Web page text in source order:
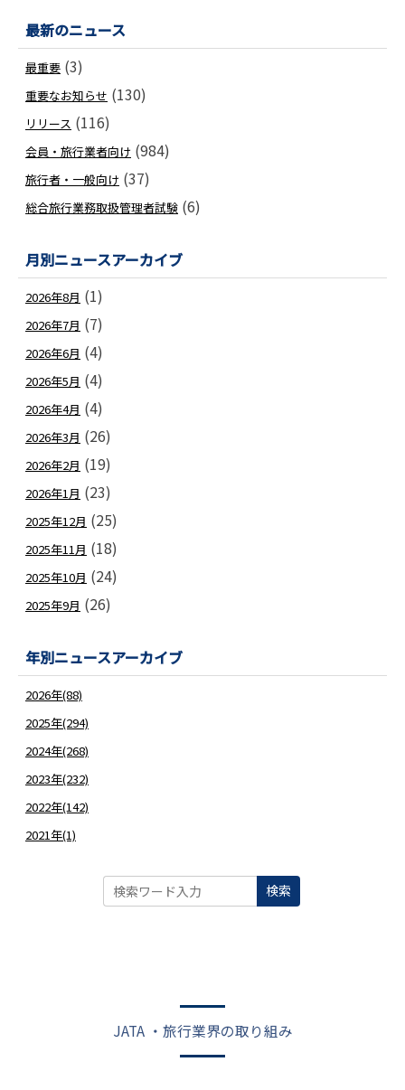
最新のニュース
最重要 (3)
重要なお知らせ (130)
リリース (116)
会員・旅行業者向け (984)
旅行者・一般向け (37)
総合旅行業務取扱管理者試験 (6)
月別ニュースアーカイブ
2026年8月 (1)
2026年7月 (7)
2026年6月 (4)
2026年5月 (4)
2026年4月 (4)
2026年3月 (26)
2026年2月 (19)
2026年1月 (23)
2025年12月 (25)
2025年11月 (18)
2025年10月 (24)
2025年9月 (26)
年別ニュースアーカイブ
2026年(88)
2025年(294)
2024年(268)
2023年(232)
2022年(142)
2021年(1)
検索
JATA ・旅行業界の取り組み